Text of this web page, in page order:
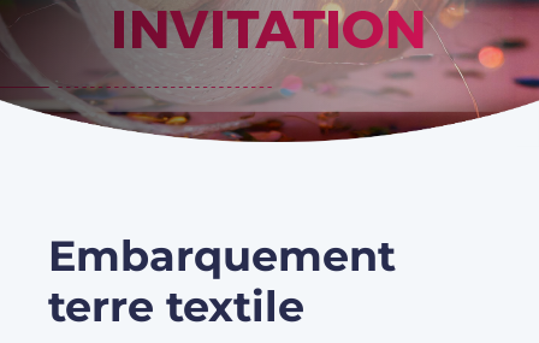
Embarquement
terre textile